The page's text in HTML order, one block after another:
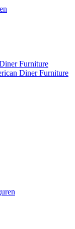
Furniture
Diner Furniture